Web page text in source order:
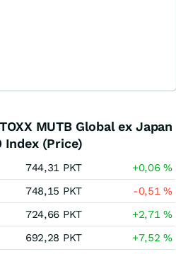
MUTB Global ex Japan
Index (Price)
744,31 PKT +0,06%
748,15 PKT -0,51%
724,66 PKT +2,71%
692,28 PKT +7,52%